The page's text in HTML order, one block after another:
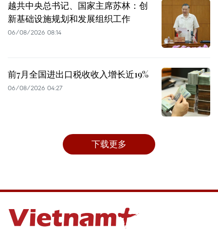
越共中央总书记、国家主席苏林：创
新基础设施规划和发展组织工作
06/08/2026 08:14
前7月全国进出口税收收入增长近19%
06/08/2026 04:27
下载更多